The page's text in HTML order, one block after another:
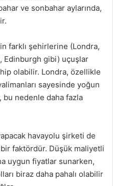
ve sonbahar aylarında,
farklı şehirlerine (Londra,
Edinburgh gibi) uçuşlar
olabilir. Londra, özellikle
sayesinde yoğun
nedenle daha fazla
havayolu şirketi de
faktördür. Düşük maliyetli
uygun fiyatlar sunarken,
biraz daha pahalı olabilir